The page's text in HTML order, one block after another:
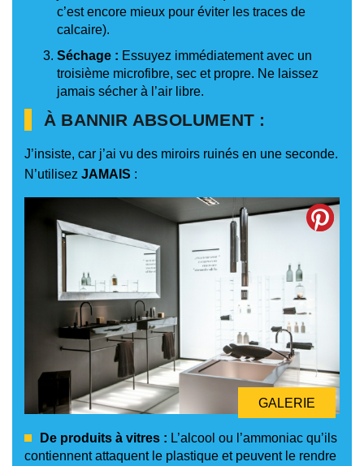
c’est encore mieux pour éviter les traces de
calcaire).
Séchage : Essuyez immédiatement avec un
troisième microfibre, sec et propre. Ne laissez
jamais sécher à l’air libre.
À BANNIR ABSOLUMENT :
J’insiste, car j’ai vu des miroirs ruinés en une seconde.
N’utilisez JAMAIS :
GALERIE
De produits à vitres : L’alcool ou l’ammoniac qu’ils
contiennent attaquent le plastique et peuvent le rendre